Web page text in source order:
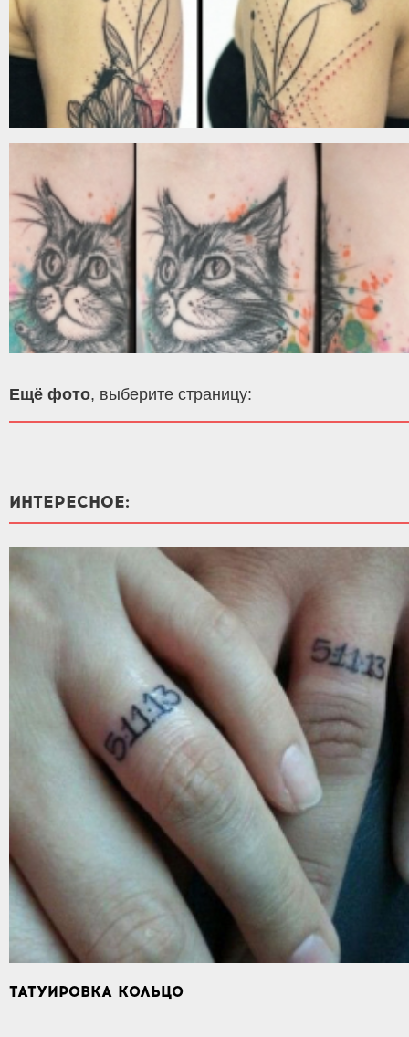
Ещё фото, выберите страницу:
ИНТЕРЕСНОЕ:
ТАТУИРОВКА КОЛЬЦО